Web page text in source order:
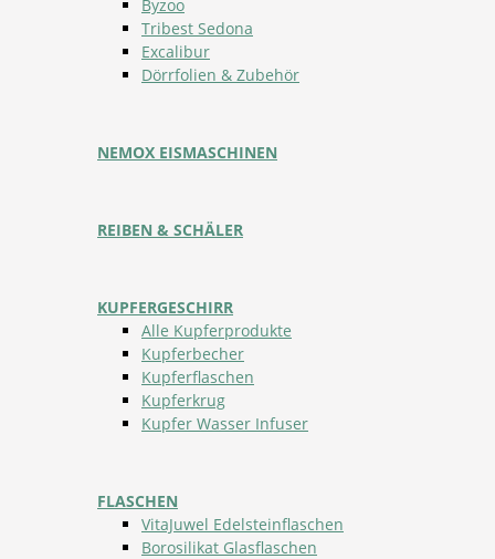
Byzoo
Tribest Sedona
Excalibur
Dörrfolien & Zubehör
NEMOX EISMASCHINEN
REIBEN & SCHÄLER
KUPFERGESCHIRR
Alle Kupferprodukte
Kupferbecher
Kupferflaschen
Kupferkrug
Kupfer Wasser Infuser
FLASCHEN
VitaJuwel Edelsteinflaschen
Borosilikat Glasflaschen